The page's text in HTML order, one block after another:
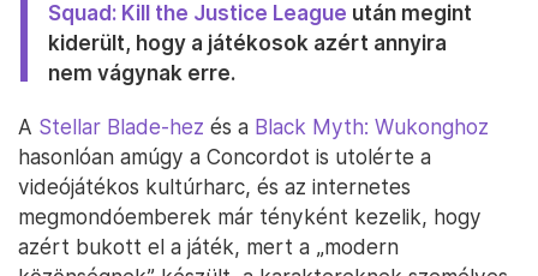
Squad: Kill the Justice League után megint
kiderült, hogy a játékosok azért annyira
nem vágynak erre.
A Stellar Blade-hez és a Black Myth: Wukonghoz
hasonlóan amúgy a Concordot is utolérte a
videójátékos kultúrharc, és az internetes
megmondóemberek már tényként kezelik, hogy
azért bukott el a játék, mert a „modern